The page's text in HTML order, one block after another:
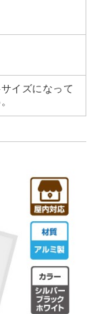
イズになって